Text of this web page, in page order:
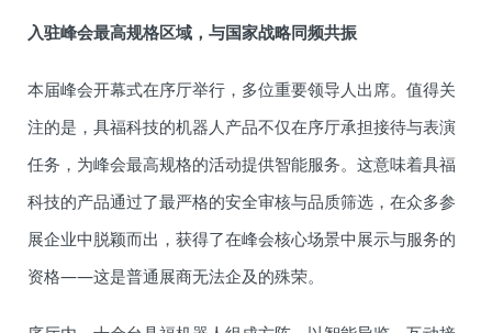
入驻峰会最高规格区域，与国家战略同频共振
本届峰会开幕式在序厅举行，多位重要领导人出席。值得关
注的是，具福科技的机器人产品不仅在序厅承担接待与表演
任务，为峰会最高规格的活动提供智能服务。这意味着具福
科技的产品通过了最严格的安全审核与品质筛选，在众多参
展企业中脱颖而出，获得了在峰会核心场景中展示与服务的
资格——这是普通展商无法企及的殊荣。